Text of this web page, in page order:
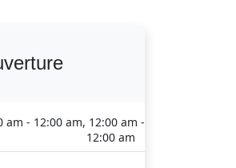
am - 12:00 am, 12:00 am -
12:00 am